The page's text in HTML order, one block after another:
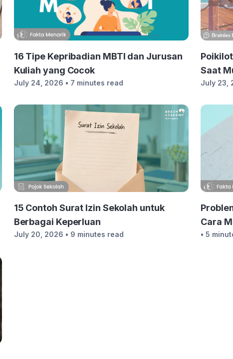
16 Tipe Kepribadian MBTI dan Jurusan
Kuliah yang Cocok
July 24, 2026 • 7 minutes read
Saat
July 23,
15 Contoh Surat Izin Sekolah untuk
Berbagai Keperluan
July 20, 2026 • 9 minutes read
Cara
• 5